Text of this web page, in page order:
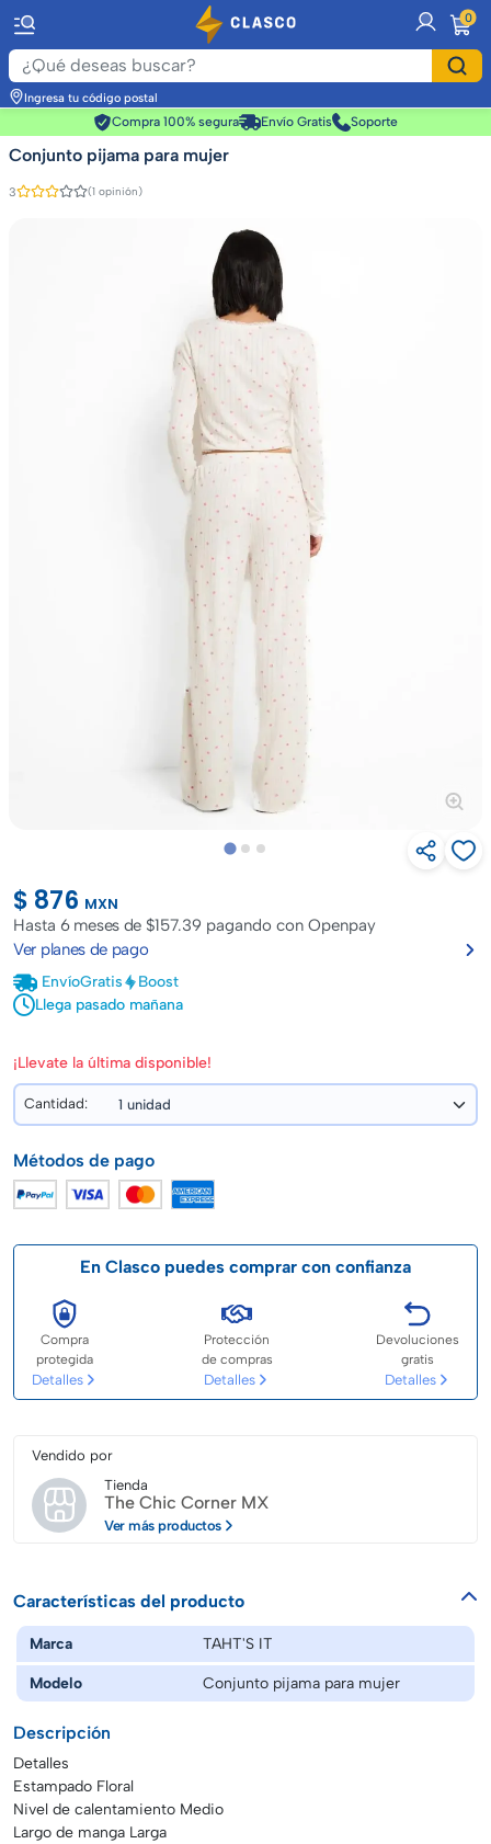
0
Ingresa tu código postal
Compra 100% segura
Envío Gratis Soporte
Conjunto pijama para mujer
3 (1 opinión)
$ 876 MXN
Hasta 6 meses de $157.39 pagando con Openpay
Ver planes de pago
EnvíoGratis
Boost
Llega pasado mañana
¡Llevate la última disponible!
Cantidad:
Métodos de pago
En Clasco puedes comprar con confianza
Compra
protegida
Detalles
Protección
de compras
Detalles
Devoluciones
gratis
Detalles
Vendido por
Tienda
The Chic Corner MX
Ver más productos
Características del producto
Marca TAHT'S IT
Modelo Conjunto pijama para mujer
Descripción
Detalles
Estampado Floral
Nivel de calentamiento Medio
Largo de manga Larga